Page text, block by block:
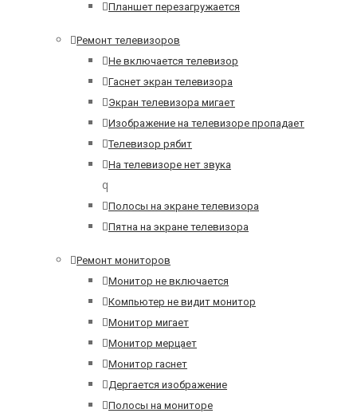
Планшет перезагружается
Ремонт телевизоров
Не включается телевизор
Гаснет экран телевизора
Экран телевизора мигает
Изображение на телевизоре пропадает
Телевизор рябит
На телевизоре нет звука
q
Полосы на экране телевизора
Пятна на экране телевизора
Ремонт мониторов
Монитор не включается
Компьютер не видит монитор
Монитор мигает
Монитор мерцает
Монитор гаснет
Дергается изображение
Полосы на мониторе